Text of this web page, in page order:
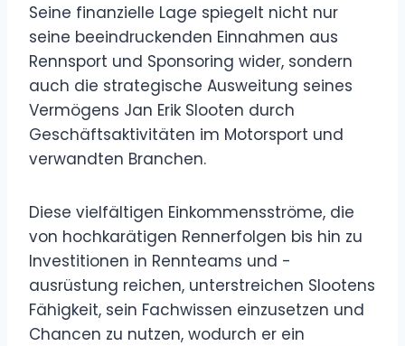
Seine finanzielle Lage spiegelt nicht nur
seine beeindruckenden Einnahmen aus
Rennsport und Sponsoring wider, sondern
auch die strategische Ausweitung seines
Vermögens Jan Erik Slooten durch
Geschäftsaktivitäten im Motorsport und
verwandten Branchen.
Diese vielfältigen Einkommensströme, die
von hochkarätigen Rennerfolgen bis hin zu
Investitionen in Rennteams und -
ausrüstung reichen, unterstreichen Slootens
Fähigkeit, sein Fachwissen einzusetzen und
Chancen zu nutzen, wodurch er ein